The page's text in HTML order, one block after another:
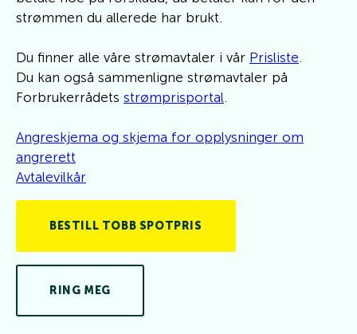
strømmen du allerede har brukt.
Du finner alle våre strømavtaler i vår Prisliste.
Du kan også sammenligne strømavtaler på
Forbrukerrådets strømprisportal.
Angreskjema og skjema for opplysninger om
angrerett
Avtalevilkår
BESTILL TOBB SPOTPRIS
RING MEG